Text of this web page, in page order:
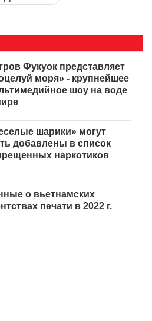
Фукуок представляет
моря» - крупнейшее
шоу на воде
шарики» могут
добавлены в список
наркотиков
о вьетнамских
печати в 2022 г.